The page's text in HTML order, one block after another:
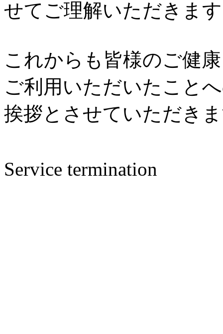
せてご理解いただきま
これからも皆様のご健
ご利用いただいたこと
挨拶とさせていただき
Service termination